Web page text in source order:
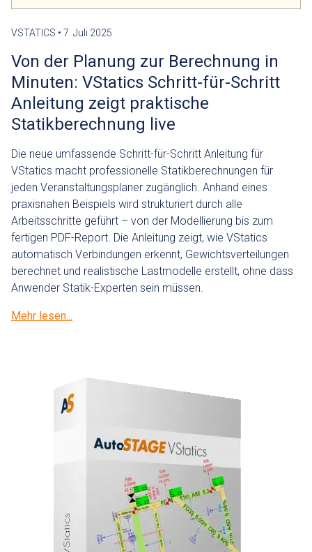
VSTATICS • 7. Juli 2025
Von der Planung zur Berechnung in
Minuten: VStatics Schritt-für-Schritt
Anleitung zeigt praktische
Statikberechnung live
Die neue umfassende Schritt-für-Schritt Anleitung für
VStatics macht professionelle Statikberechnungen für
jeden Veranstaltungsplaner zugänglich. Anhand eines
praxisnahen Beispiels wird strukturiert durch alle
Arbeitsschritte geführt – von der Modellierung bis zum
fertigen PDF-Report. Die Anleitung zeigt, wie VStatics
automatisch Verbindungen erkennt, Gewichtsverteilungen
berechnet und realistische Lastmodelle erstellt, ohne dass
Anwender Statik-Experten sein müssen.
Mehr lesen...